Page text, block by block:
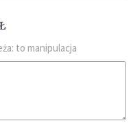
to manipulacja